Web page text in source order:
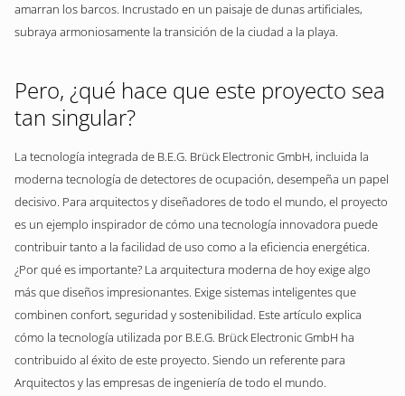
amarran los barcos. Incrustado en un paisaje de dunas artificiales,
subraya armoniosamente la transición de la ciudad a la playa.
Pero, ¿qué hace que este proyecto sea
tan singular?
La tecnología integrada de B.E.G. Brück Electronic GmbH, incluida la
moderna tecnología de detectores de ocupación, desempeña un papel
decisivo. Para arquitectos y diseñadores de todo el mundo, el proyecto
es un ejemplo inspirador de cómo una tecnología innovadora puede
contribuir tanto a la facilidad de uso como a la eficiencia energética.
¿Por qué es importante? La arquitectura moderna de hoy exige algo
más que diseños impresionantes. Exige sistemas inteligentes que
combinen confort, seguridad y sostenibilidad. Este artículo explica
cómo la tecnología utilizada por B.E.G. Brück Electronic GmbH ha
contribuido al éxito de este proyecto. Siendo un referente para
Arquitectos y las empresas de ingeniería de todo el mundo.